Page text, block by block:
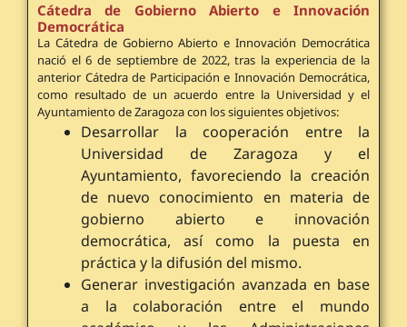
Cátedra de Gobierno Abierto e Innovación
Democrática
La Cátedra de Gobierno Abierto e Innovación Democrática
nació el 6 de septiembre de 2022, tras la experiencia de la
anterior Cátedra de Participación e Innovación Democrática,
como resultado de un acuerdo entre la Universidad y el
Ayuntamiento de Zaragoza con los siguientes objetivos:
Desarrollar la cooperación entre la
Universidad de Zaragoza y el
Ayuntamiento, favoreciendo la creación
de nuevo conocimiento en materia de
gobierno abierto e innovación
democrática, así como la puesta en
práctica y la difusión del mismo.
Generar investigación avanzada en base
a la colaboración entre el mundo